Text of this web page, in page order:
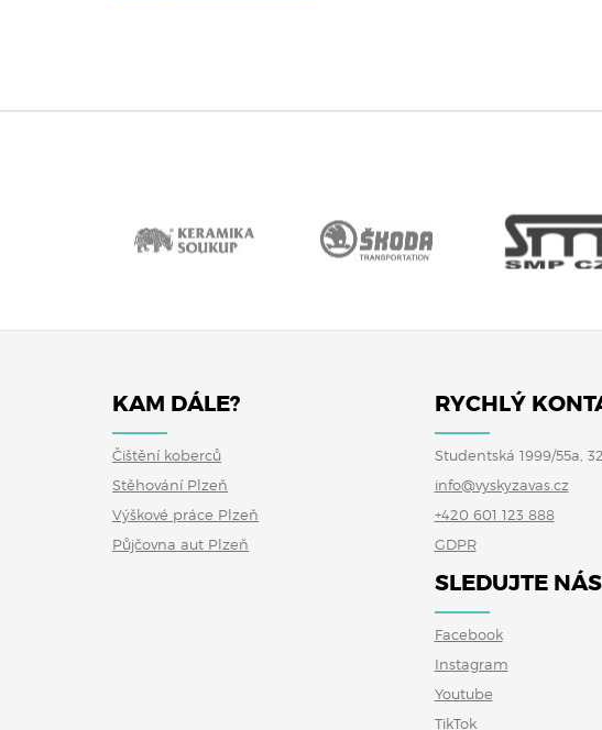
KAM DÁLE?
Čištění koberců
Stěhování Plzeň
Výškové práce Plzeň
Půjčovna aut Plzeň
RYCHLÝ
Studentská 1999/55a,
info@vyskyzavas.cz
+420 601 123 888
GDPR
SLEDUJTE NÁS
Facebook
Instagram
Youtube
TikTok